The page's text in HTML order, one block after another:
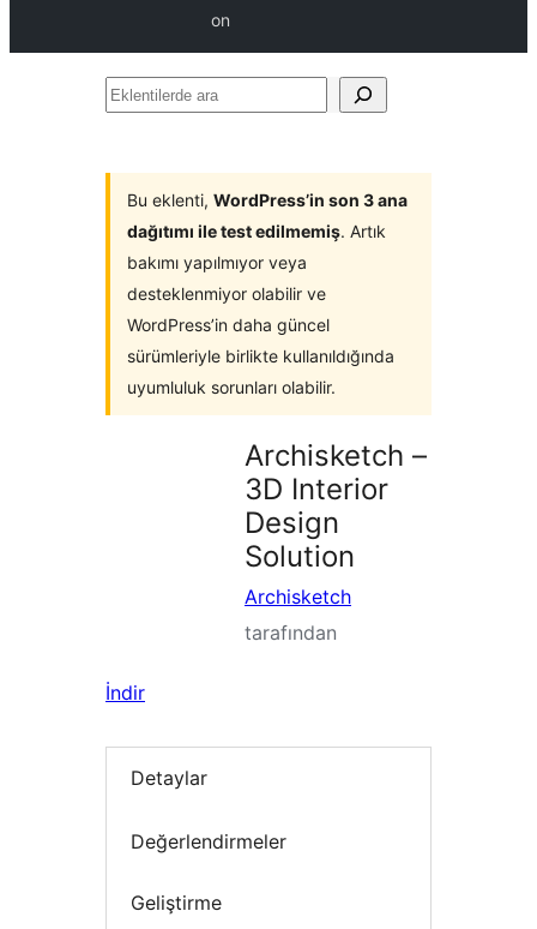
on
Eklentilerde
Bu eklenti, WordPress’in son 3 ana
dağıtımı ile test edilmemiş. Artık
bakımı yapılmıyor veya
desteklenmiyor olabilir ve
WordPress’in daha güncel
sürümleriyle birlikte kullanıldığında
uyumluluk sorunları olabilir.
Archisketch –
3D Interior
Design
Solution
Archisketch
tarafından
İndir
Detaylar
Değerlendirmeler
Geliştirme